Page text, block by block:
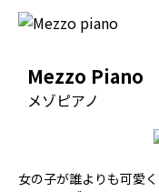
Mezzo Piano
メゾピアノ
女の子が誰よりも可愛